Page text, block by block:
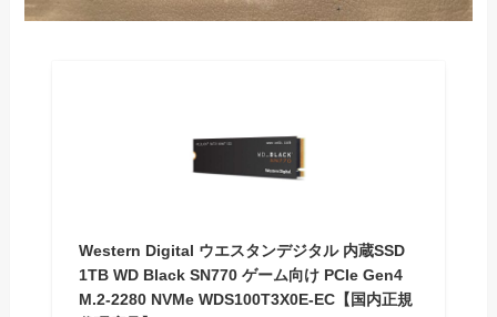
Western Digital ウエスタンデジタル 内蔵SSD
1TB WD Black SN770 ゲーム向け PCIe Gen4
M.2-2280 NVMe WDS100T3X0E-EC【国内正規